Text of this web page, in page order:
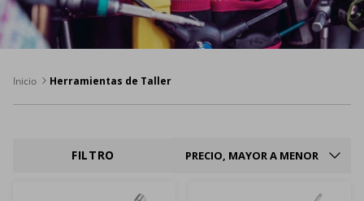
Inicio Herramientas de Taller
FILTRO PRECIO, MAYOR A MENOR